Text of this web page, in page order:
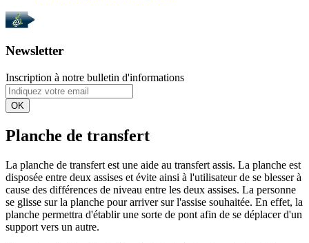
Newsletter
Inscription à notre bulletin d'informations
OK
Planche de transfert
La planche de transfert est une aide au transfert assis. La planche est
disposée entre deux assises et évite ainsi à l'utilisateur de se blesser à
cause des différences de niveau entre les deux assises. La personne
se glisse sur la planche pour arriver sur l'assise souhaitée. En effet, la
planche permettra d'établir une sorte de pont afin de se déplacer d'un
support vers un autre.